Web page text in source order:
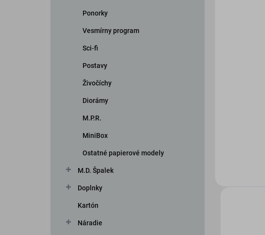
Ponorky
Vesmírny program
Sci-fi
Postavy
Živočíchy
Diorámy
M.P.R.
MiniBox
Ostatné papierové modely
M.D. Špalek
Doplnky
Kartón
Náradie